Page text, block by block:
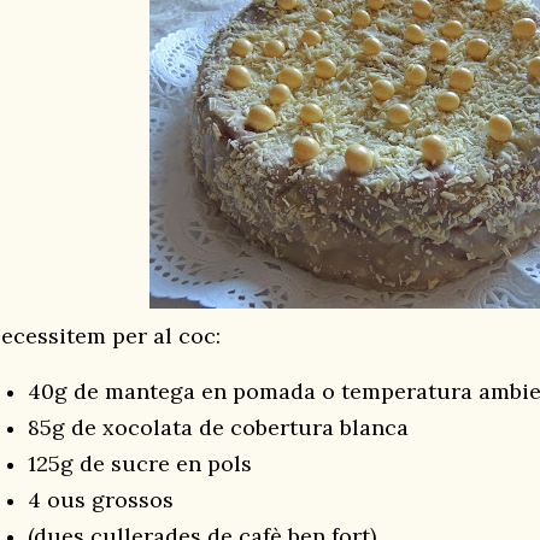
per al coc:
40g de mantega en pomada o temperatura
85g de xocolata de cobertura blanca
125g de sucre en pols
4 ous grossos